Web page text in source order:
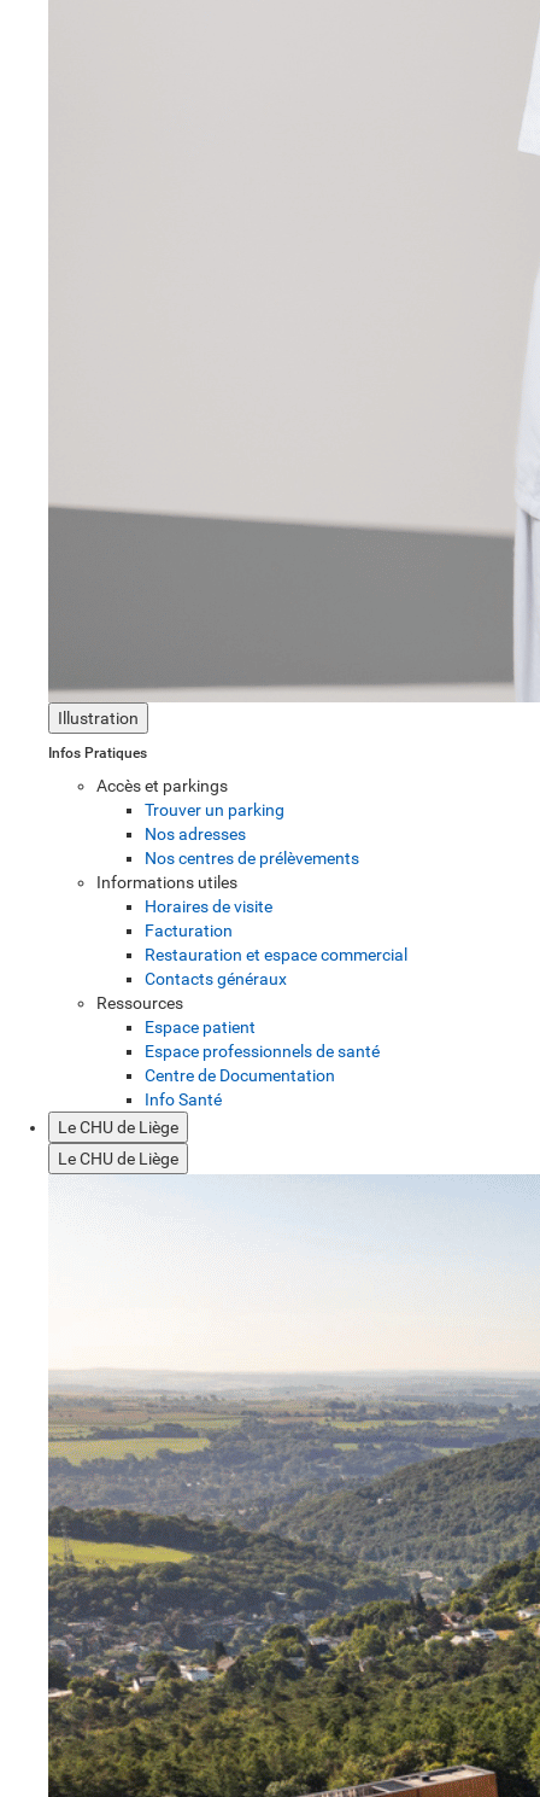
Illustration
Infos Pratiques
Accès et parkings
Trouver un parking
Nos adresses
Nos centres de prélèvements
Informations utiles
Horaires de visite
Facturation
Restauration et espace commercial
Contacts généraux
Ressources
Espace patient
Espace professionnels de santé
Centre de Documentation
Info Santé
Le CHU de Liège
Le CHU de Liège